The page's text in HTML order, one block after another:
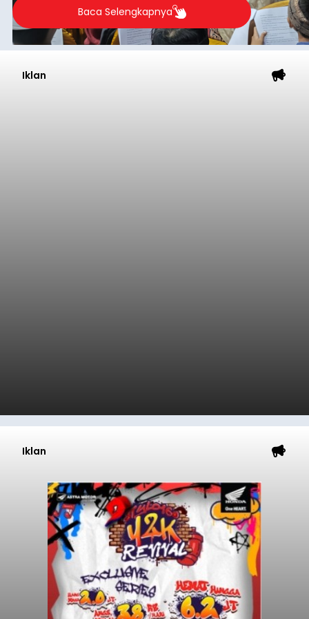
2026.
Baca Selengkapnya
Iklan
Iklan